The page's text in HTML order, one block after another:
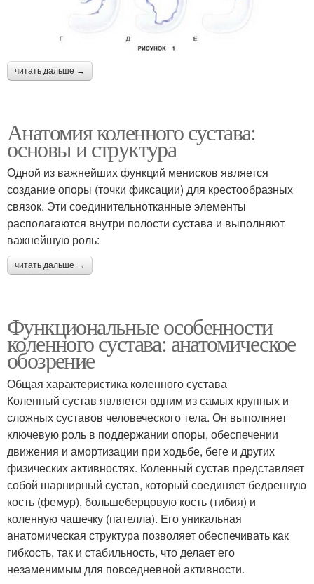
читать дальше →
Анатомия коленного сустава:
основы и структура
Одной из важнейших функций менисков является
создание опоры (точки фиксации) для крестообразных
связок. Эти соединительнотканные элементы
располагаются внутри полости сустава и выполняют
важнейшую роль:
читать дальше →
Функциональные особенности
коленного сустава: анатомическое
обозрение
Общая характеристика коленного сустава
Коленный сустав является одним из самых крупных и
сложных суставов человеческого тела. Он выполняет
ключевую роль в поддержании опоры, обеспечении
движения и амортизации при ходьбе, беге и других
физических активностях. Коленный сустав представляет
собой шарнирный сустав, который соединяет бедренную
кость (фемур), большеберцовую кость (тибия) и
коленную чашечку (пателла). Его уникальная
анатомическая структура позволяет обеспечивать как
гибкость, так и стабильность, что делает его
незаменимым для повседневной активности.